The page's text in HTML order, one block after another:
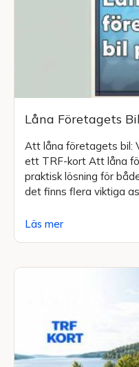
Låna Företagets
Att låna företagets bil:
ett TRF-kort Att låna
praktisk lösning för
det finns flera viktiga
Läs mer